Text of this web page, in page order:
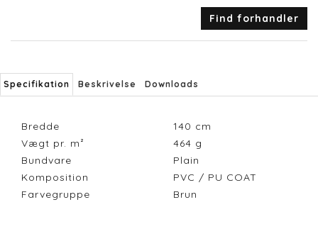
Find forhandler
Specifikation Beskrivelse Downloads
Bredde 140 cm
Vægt pr. m²
464 g
Bundvare
Plain
Komposition
PVC / PU COAT
Farvegruppe
Brun